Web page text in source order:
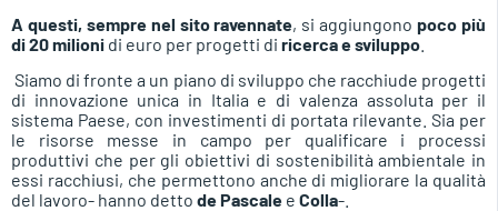
A questi, sempre nel sito ravennate, si aggiungonopoco più
di 20 milioni di euro per progetti di ricerca e sviluppo
Siamo di fronte a un piano di sviluppo che racchiude progetti
di innovazione unica in Italia e di valenza assoluta per il
sistema Paese, con investimenti di portata rilevante. Sia per
le risorse messe in campo per qualificare i processi
produttivi che per gli obiettivi di sostenibilità ambientale in
essi racchiusi, che permettono anche di migliorare la qualità
del lavoro- hanno detto de Pascale e Colla-.